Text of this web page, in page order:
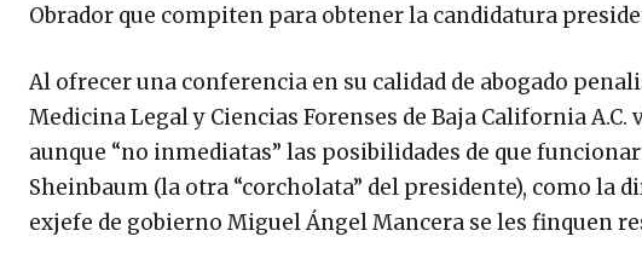
Obrador que compiten para obtener la candidatura
Al ofrecer una conferencia en su calidad de abogado
Medicina Legal y Ciencias Forenses de Baja California
aunque “no inmediatas” las posibilidades de que
Sheinbaum (la otra “corcholata” del presidente), como la
exjefe de gobierno Miguel Ángel Mancera se les finquen